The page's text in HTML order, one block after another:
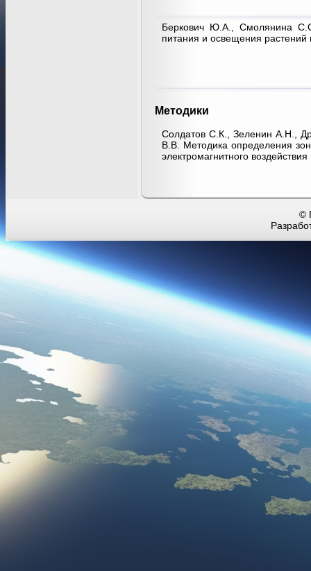
Беркович Ю.А., Смолянина
питания и освещения
Методики
Солдатов С.К., Зеленин А.Н.,
В.В. Методика определения
электромагнитного
©